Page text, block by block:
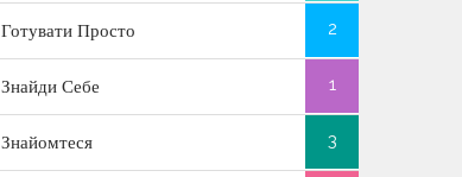
Готувати Просто 2
Знайди Себе 1
Знайомтеся 3